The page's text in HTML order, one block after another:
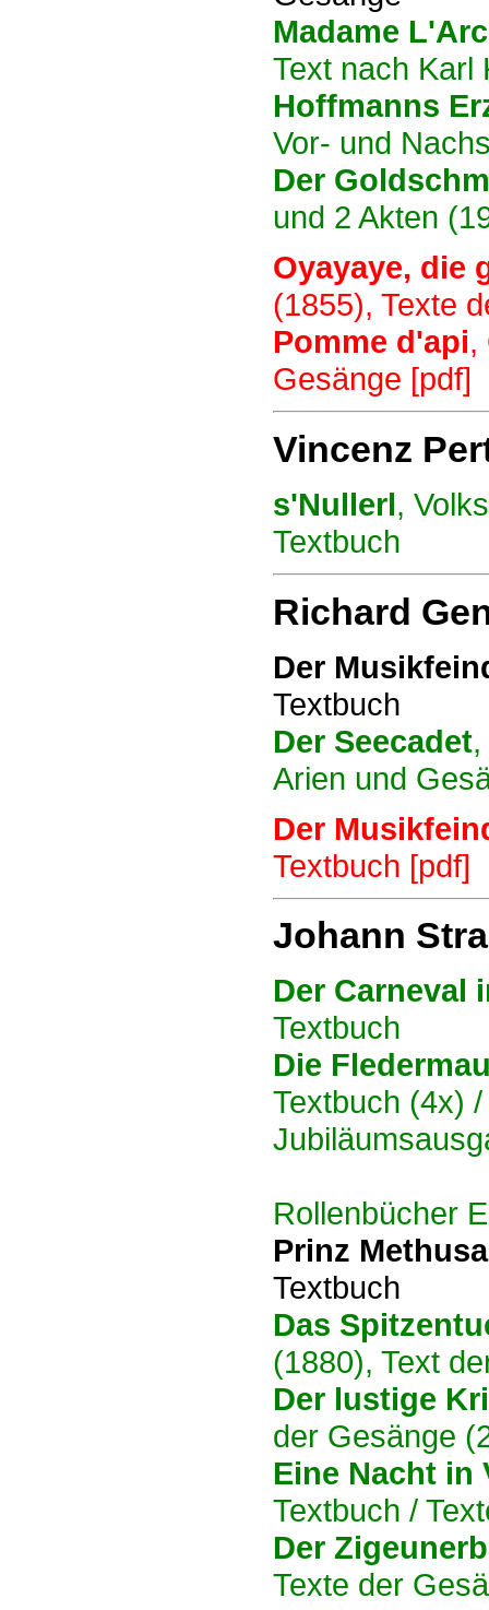
Madame
Text nach Karl
Hoffmanns
Vor- und
Der
und 2 Akten
Oyayaye, die
(1855), Texte
Pomme d'api,
Gesänge [pdf]
Vincenz
s'Nullerl,
Textbuch
Richard
Der
Textbuch
Der Seecadet
Arien und
Der
Textbuch [pdf]
Johann
Der Carneval
Textbuch
Die
Textbuch (4x)
Rollenbücher
Prinz
Textbuch
Das
(1880), Text
Der lustige
der Gesänge
Eine Nacht in
Textbuch /
Der
Texte der